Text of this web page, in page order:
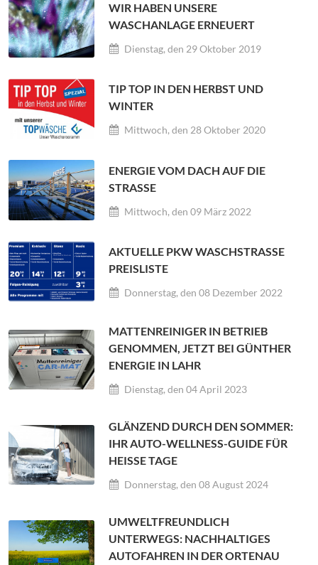
WIR HABEN UNSERE
WASCHANLAGE ERNEUERT
Dienstag, den 29 Oktober 2019
TIP TOP IN DEN HERBST UND
WINTER
Mittwoch, den 28 Oktober 2020
ENERGIE VOM DACH AUF DIE
STRASSE
Mittwoch, den 09 März 2022
AKTUELLE PKW WASCHSTRASSE P
REISLISTE
Donnerstag, den 08 Dezember 2022
MATTENREINIGER IN BETRIEB
GENOMMEN, JETZT BEI GÜNTHER
ENERGIE IN LAHR
Dienstag, den 04 April 2023
GLÄNZEND DURCH DEN SOMMER:
IHR AUTO-WELLNESS-GUIDE FÜR
HEISSE TAGE
Donnerstag, den 08 August 2024
UMWELTFREUNDLICH
UNTERWEGS: NACHHALTIGES
AUTOFAHREN IN DER ORTENAU